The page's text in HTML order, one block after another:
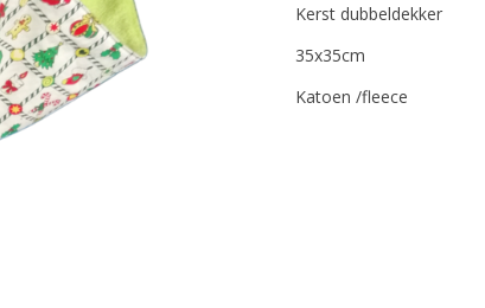
Kerst dubbeldekker
35x35cm
Katoen /fleece